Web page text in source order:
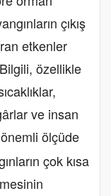
çıkış
etkenler
özellikle
ve insan
ölçüde
çok kısa